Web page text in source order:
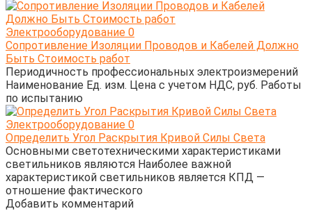
Электрооборудование 0
Сопротивление Изоляции Проводов и Кабелей Должно
Быть Стоимость работ
Периодичность профессиональных электроизмерений
Наименование Ед. изм. Цена с учетом НДС, руб. Работы
по испытанию
Электрооборудование 0
Определить Угол Раскрытия Кривой Силы Света
Основными светотехническими характеристиками
светильников являются Наиболее важной
характеристикой светильников является КПД —
отношение фактического
Добавить комментарий